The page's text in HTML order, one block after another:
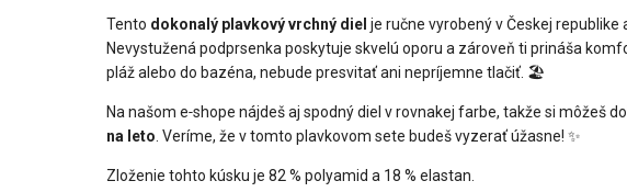
Tento dokonalý plavkový vrchný diel je ručne vyrobený v Českej republike
Nevystužená podprsenka poskytuje skvelú oporu a zároveň ti prináša
pláž alebo do bazéna, nebude presvitať ani nepríjemne tlačiť. 🏖️
Na našom e‑shope nájdeš aj spodný diel v rovnakej farbe, takže si môžeš
na leto . Veríme, že v tomto plavkovom sete budeš vyzerať úžasne! ✨
Zloženie tohto kúsku je 82 % polyamid a 18 % elastan.